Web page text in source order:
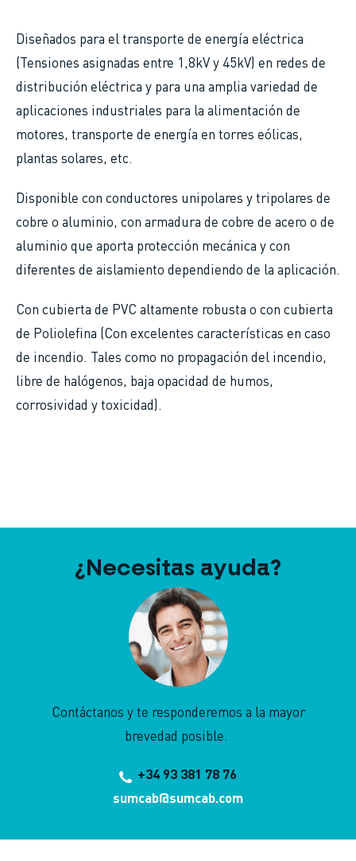
ayuda
a
la
navegación
Diseñados para el transporte de energía eléctrica
(Tensiones asignadas entre 1,8kV y 45kV) en redes de
distribución eléctrica y para una amplia variedad de
aplicaciones industriales para la alimentación de
motores, transporte de energía en torres eólicas,
plantas solares, etc.
Disponible con conductores unipolares y tripolares de
cobre o aluminio, con armadura de cobre de acero o de
aluminio que aporta protección mecánica y con
diferentes de aislamiento dependiendo de la aplicación.
Con cubierta de PVC altamente robusta o con cubierta
de Poliolefina (Con excelentes características en caso
de incendio. Tales como no propagación del incendio,
libre de halógenos, baja opacidad de humos,
corrosividad y toxicidad).
¿Necesitas ayuda?
Contáctanos y te responderemos a la mayor
brevedad posible.
+34 93 381 78 76
sumcab@sumcab.com